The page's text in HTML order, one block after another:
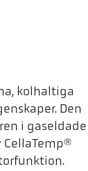
kolhaltiga
Den
i gaseldade